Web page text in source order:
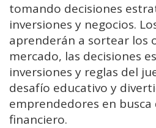
tomando decisiones
inversiones y negocios.
aprenderán a sortear los
mercado, las decisiones
inversiones y reglas del
desafío educativo y
emprendedores en
financiero.